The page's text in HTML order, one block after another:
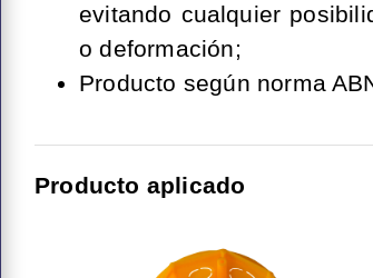
evitando cualquier
o deformación;
Producto según norma
Producto aplicado